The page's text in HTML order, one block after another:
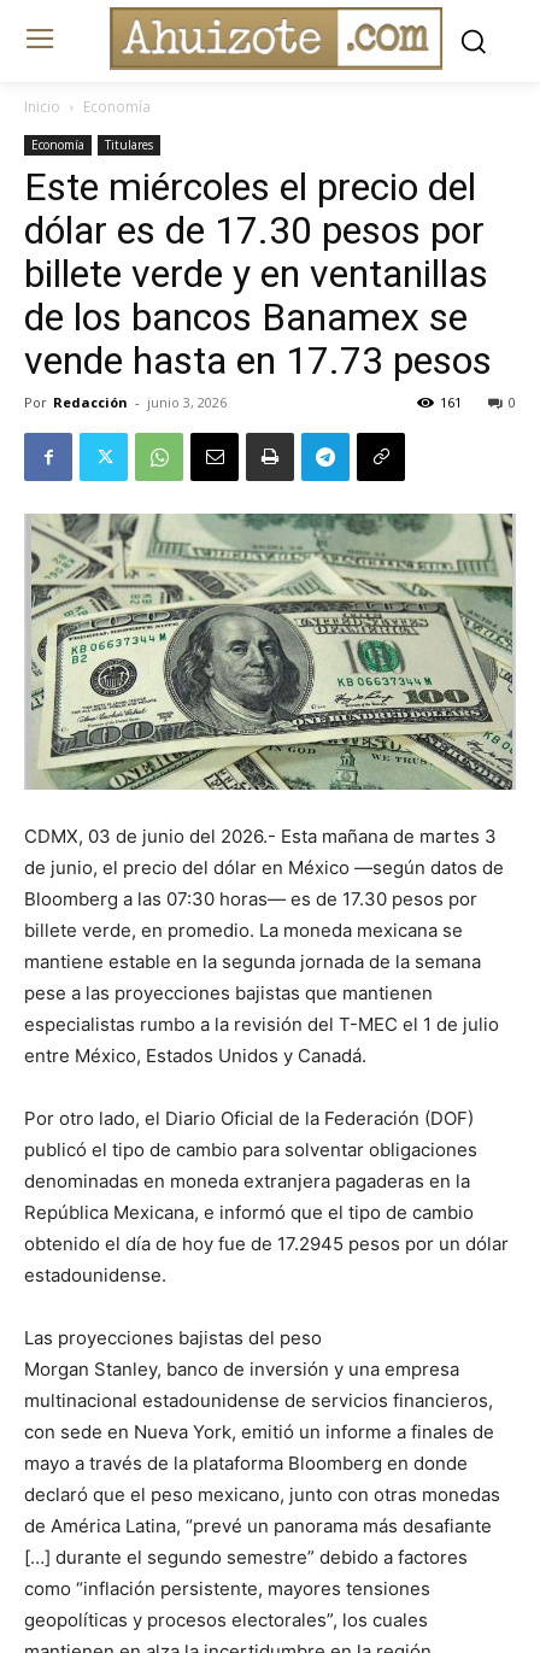
Inicio Economía
Economía Titulares
Este miércoles el precio del
dólar es de 17.30 pesos por
billete verde y en ventanillas
de los bancos Banamex se
vende hasta en 17.73 pesos
Por Redacción - junio 3, 2026 0
161
CDMX, 03 de junio del 2026.- Esta mañana de martes 3
de junio, el precio del dólar en México —según datos de
Bloomberg a las 07:30 horas— es de 17.30 pesos por
billete verde, en promedio. La moneda mexicana se
mantiene estable en la segunda jornada de la semana
pese a las proyecciones bajistas que mantienen
especialistas rumbo a la revisión del T-MEC el 1 de julio
entre México, Estados Unidos y Canadá.
Por otro lado, el Diario Oficial de la Federación (DOF)
publicó el tipo de cambio para solventar obligaciones
denominadas en moneda extranjera pagaderas en la
República Mexicana, e informó que el tipo de cambio
obtenido el día de hoy fue de 17.2945 pesos por un dólar
estadounidense.
Las proyecciones bajistas del peso
Morgan Stanley, banco de inversión y una empresa
multinacional estadounidense de servicios financieros,
con sede en Nueva York, emitió un informe a finales de
mayo a través de la plataforma Bloomberg en donde
declaró que el peso mexicano, junto con otras monedas
de América Latina, “prevé un panorama más desafiante
[…] durante el segundo semestre” debido a factores
como “inflación persistente, mayores tensiones
geopolíticas y procesos electorales”, los cuales